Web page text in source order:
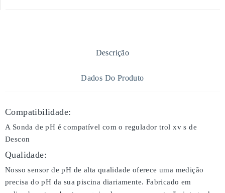
Descrição
Dados Do Produto
Compatibilidade:
A Sonda de pH é compatível com o regulador trol xv s de
Descon
Qualidade:
Nosso sensor de pH de alta qualidade oferece uma medição
precisa do pH da sua piscina diariamente. Fabricado em